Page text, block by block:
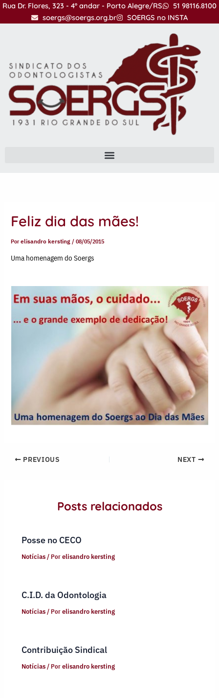
IrRua Dr. Flores, 323 - 4º andar - Porto Alegre/RS
51 98116.8100
soergs@soergs.org.br
SOERGS no INSTA
Feliz dia das mães!
Porelisandro kersting /08/05/2015
Uma homenagem do Soergs
PREVIOUS NEXT
Posts relacionados
Posse no CECO
Notícias/ Porelisandro kersting
C.I.D. da Odontologia
Notícias/ Porelisandro kersting
Contribuição Sindical
Notícias/ Porelisandro kersting